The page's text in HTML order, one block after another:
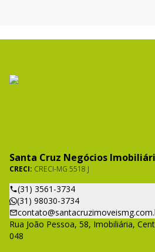
Santa Cruz Negócios
CRECI: CRECI-MG 5518 J
(31) 3561-3734
(31) 98030-3734
Rua João Pessoa, 58, Imobiliária,
048